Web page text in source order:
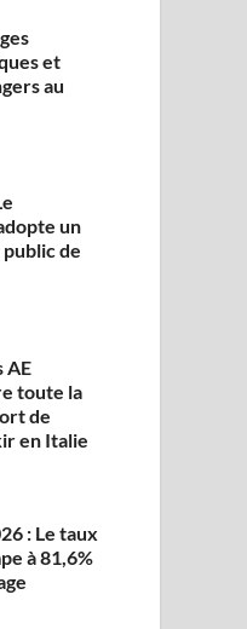
et
au
un
de
AE
toute la
de
en Italie
: Le taux
à 81,6%